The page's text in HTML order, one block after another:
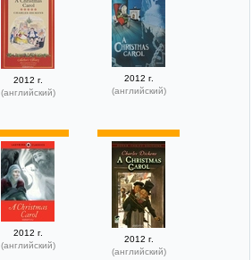
2012 г.
(английский)
2012 г.
(английский)
2012 г.
(английский)
2012 г.
(английский)